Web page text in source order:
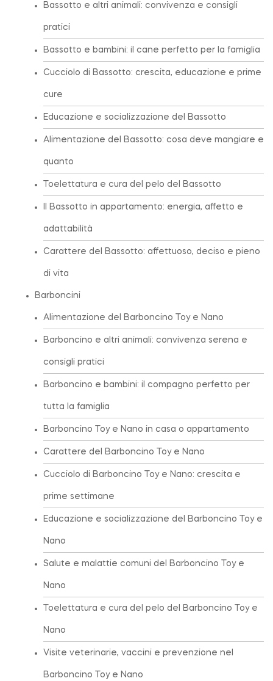
Bassotto e altri animali: convivenza e consigli
pratici
Bassotto e bambini: il cane perfetto per la famiglia
Cucciolo di Bassotto: crescita, educazione e prime
cure
Educazione e socializzazione del Bassotto
Alimentazione del Bassotto: cosa deve mangiare e
quanto
Toelettatura e cura del pelo del Bassotto
Il Bassotto in appartamento: energia, affetto e
adattabilità
Carattere del Bassotto: affettuoso, deciso e pieno
di vita
Barboncini
Alimentazione del Barboncino Toy e Nano
Barboncino e altri animali: convivenza serena e
consigli pratici
Barboncino e bambini: il compagno perfetto per
tutta la famiglia
Barboncino Toy e Nano in casa o appartamento
Carattere del Barboncino Toy e Nano
Cucciolo di Barboncino Toy e Nano: crescita e
prime settimane
Educazione e socializzazione del Barboncino Toy e
Nano
Salute e malattie comuni del Barboncino Toy e
Nano
Toelettatura e cura del pelo del Barboncino Toy e
Nano
Visite veterinarie, vaccini e prevenzione nel
Barboncino Toy e Nano